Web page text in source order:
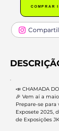
COMPRAR
📣 CHAMADA
🎉 Vem aí a
Prepare-se para
Exposete 2025,
de Exposições